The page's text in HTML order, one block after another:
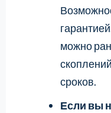
можно
сроков.
Если вы